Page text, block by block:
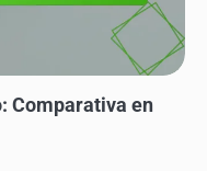
Comparativa en